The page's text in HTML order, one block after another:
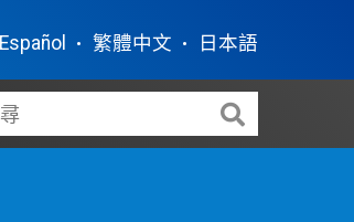
Español 繁體中文 日本語